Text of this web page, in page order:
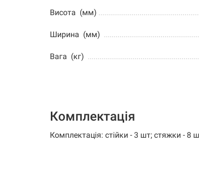
Висота (мм)
Ширина (мм)
Вага (кг)
Комплектація
Комплектація: стійки - 3 шт; стяжки -